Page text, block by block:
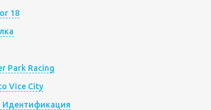
18
Park Racing
Vice City
Идентификация